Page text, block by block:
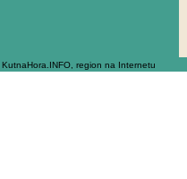
KutnaHora.INFO, region na Internetu